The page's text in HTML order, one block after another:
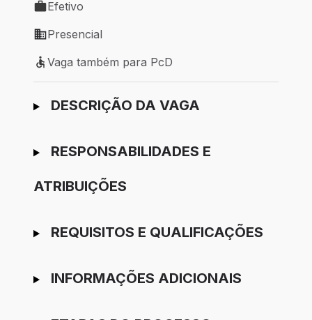
Tipo de vaga: Efetivo
Efetivo
Modelo de trabalho: Presencial
Presencial
Vaga também para PcD
Vaga também para PcD
Ir para candidatura
DESCRIÇÃO DA VAGA
RESPONSABILIDADES E
ATRIBUIÇÕES
REQUISITOS E QUALIFICAÇÕES
INFORMAÇÕES ADICIONAIS